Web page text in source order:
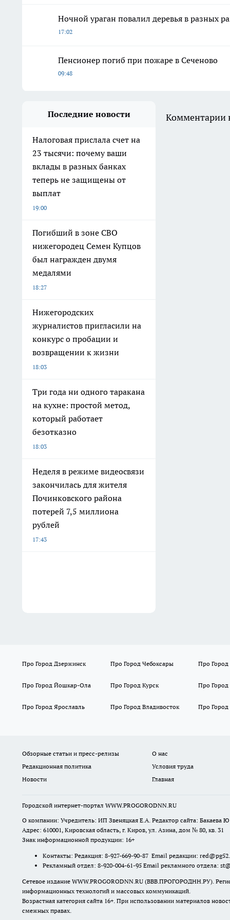
Ночной ураган повалил деревья в разных
17:02
Пенсионер погиб при пожаре в Сеченово
09:48
Последние новости
Налоговая прислала счет на
23 тысячи: почему ваши
вклады в разных банках
теперь не защищены от
выплат
19:00
Погибший в зоне СВО
нижегородец Семен Купцов
был награжден двумя
медалями
18:27
Нижегородских
журналистов пригласили на
конкурс о пробации и
возвращении к жизни
18:03
Три года ни одного таракана
на кухне: простой метод,
который работает
безотказно
18:03
Неделя в режиме видеосвязи
закончилась для жителя
Починковского района
потерей 7,5 миллиона
рублей
17:43
Комментарии
Про Город Дзержинск Про Город Чебоксары Про Город
Про Город Йошкар-Ола Про Город Курск Про
Про Город Ярославль Про Город Владивосток Про Город
Обзорные статьи и пресс-релизы
О нас
Редакционная политика
Условия труда
Новости
Главная
Городской интернет-портал WWW.PROGORODNN.RU
О компании: Учредитель: ИП Звеняцкая Е.А. Редактор сайта: Бакаева
Адрес: 610001, Кировская область, г. Киров, ул. Азина, дом № 80, кв. 31
Знак информационной продукции: 16+
Контакты: Редакция: 8-927-669-90-87 Email редакции:
Рекламный отдел: 8-920-004-61-95 Email рекламного отдела:
Сетевое издание WWW.PROGORODNN.RU (ВВВ.ПРОГОРОДНН.РУ).
информационных технологий и массовых коммуникаций.
Возрастная категория сайта 16+. При использовании материалов
смежных правах.